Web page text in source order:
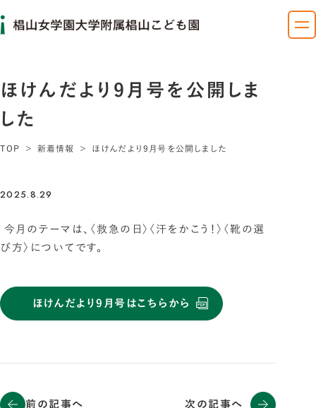
ほけんだより9月号を公開しま
した
TOP 新着情報 ほけんだより9月号を公開しました
2025.8.29
今月のテーマは、〈救急の日〉〈汗をかこう！〉〈靴の選
び方〉についてです。
ほけんだより9月号はこちらから
前の記事へ 次の記事へ